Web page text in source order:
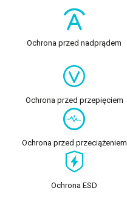
Ochrona przed nadprądem
Ochrona przed przepięciem
Ochrona przed przeciążeniem
Ochrona ESD